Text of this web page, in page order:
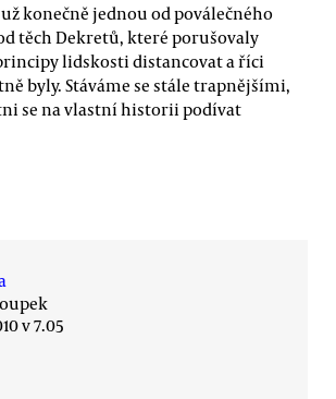
už konečně jednou od poválečného
těch Dekretů, které porušovaly
lidskosti distancovat a říci
byly. Stáváme se stále trapnějšími,
se na vlastní historii podívat
v 7.05